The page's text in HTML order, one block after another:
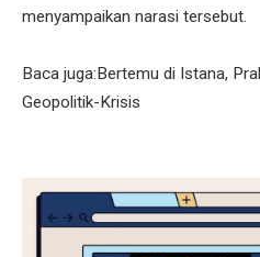
menyampaikan narasi tersebut.
Baca juga:Bertemu di Istana,
Geopolitik-Krisis